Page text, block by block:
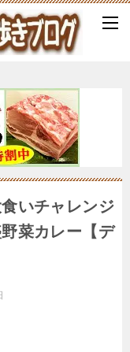
いチャレンジ
菜カレー【デ